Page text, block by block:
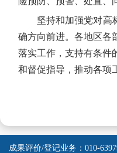
坚持和加强党对高
确方向前进。各地区各
落实工作，支持有条件
和督促指导，推动各项
成果评价/登记业务：010-